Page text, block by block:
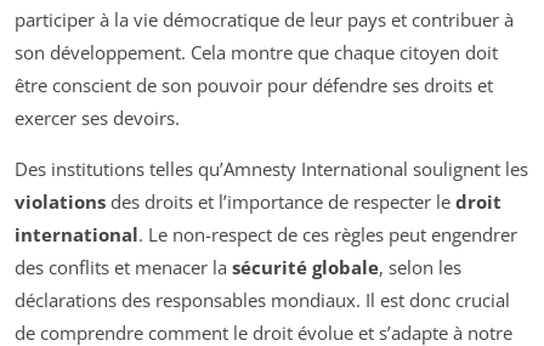
participer à la vie démocratique de leur pays et contribuer à
son développement. Cela montre que chaque citoyen doit
être conscient de son pouvoir pour défendre ses droits et
exercer ses devoirs.
Des institutions telles qu’Amnesty International soulignent les
violations des droits et l’importance de respecter le droit
international. Le non-respect de ces règles peut engendrer
des conflits et menacer la sécurité globale, selon les
déclarations des responsables mondiaux. Il est donc crucial
de comprendre comment le droit évolue et s’adapte à notre